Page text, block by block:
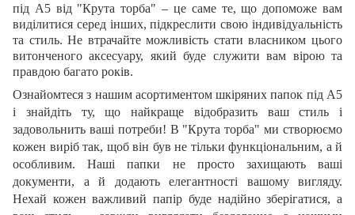
під А5 від "Крута торба" – це саме те, що допоможе вам
виділитися серед інших, підкреслити свою індивідуальність
та стиль. Не втрачайте можливість стати власником цього
витонченого аксесуару, який буде служити вам вірою та
правдою багато років.
Ознайомтеся з нашим асортиментом шкіряних папок під А5
і знайдіть ту, що найкраще відобразить ваш стиль і
задовольнить ваші потреби! В "Крута торба" ми створюємо
кожен виріб так, щоб він був не тільки функціональним, а й
особливим. Наші папки не просто захищають ваші
документи, а й додають елегантності вашому вигляду.
Нехай кожен важливий папір буде надійно зберігатися, а